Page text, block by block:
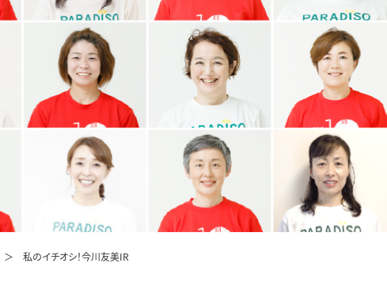
私のイチオシ！今川友美IR